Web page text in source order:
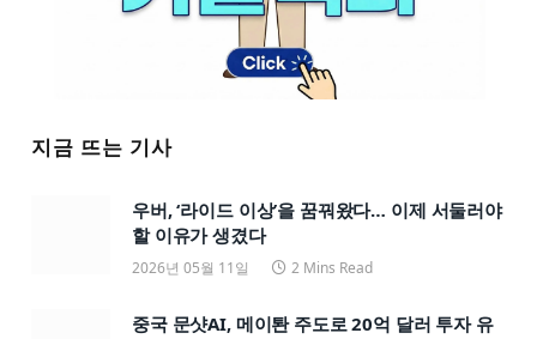
지금 뜨는 기사
우버, ‘라이드 이상’을 꿈꿔왔다… 이제 서둘러야
할 이유가 생겼다
2026년 05월 11일 2 Mins Read
중국 문샷AI, 메이퇀 주도로 20억 달러 투자 유